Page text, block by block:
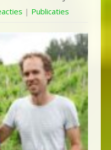
| Publicaties